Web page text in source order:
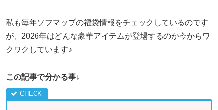
私も毎年ソフマップの福袋情報をチェックしているのです
が、2026年はどんな豪華アイテムが登場するのか今からワ
クワクしています♪
この記事で分かる事↓